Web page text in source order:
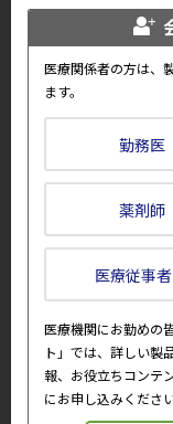
に紹介するよう熱
送ってください"と
てきて、腫瘍グル
す」と川端医師は
患者の中には、肉
も受け入れを厭わ
加え病理診断の専
瘍グループの大事
師）。
診断の結果、悪性
トコールに従って
腫瘍の場合は紹介
し、その場合も教
まない。「私が出
いる医師が紹介元
医療関係者の方は、
ます。
勤務医
薬剤師
医療従事
医療機関にお勤めの
ト」では、詳しい製
報、お役立ちコンテ
にお申し込みください